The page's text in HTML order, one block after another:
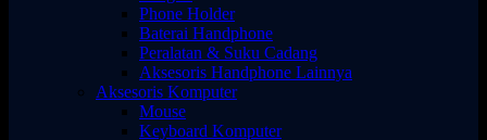
Phone Holder
Baterai Handphone
Peralatan & Suku Cadang
Aksesoris Handphone Lainnya
Aksesoris Komputer
Mouse
Keyboard Komputer